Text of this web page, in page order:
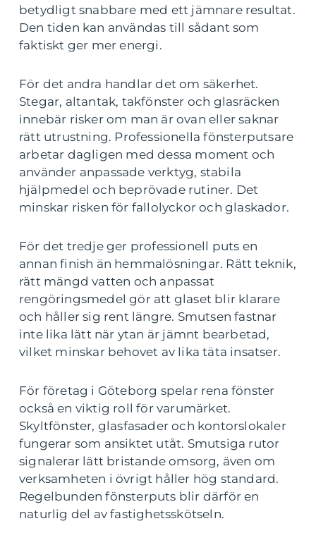
betydligt snabbare med ett jämnare resultat.
Den tiden kan användas till sådant som
faktiskt ger mer energi.
För det andra handlar det om säkerhet.
Stegar, altantak, takfönster och glasräcken
innebär risker om man är ovan eller saknar
rätt utrustning. Professionella fönsterputsare
arbetar dagligen med dessa moment och
använder anpassade verktyg, stabila
hjälpmedel och beprövade rutiner. Det
minskar risken för fallolyckor och glaskador.
För det tredje ger professionell puts en
annan finish än hemmalösningar. Rätt teknik,
rätt mängd vatten och anpassat
rengöringsmedel gör att glaset blir klarare
och håller sig rent längre. Smutsen fastnar
inte lika lätt när ytan är jämnt bearbetad,
vilket minskar behovet av lika täta insatser.
För företag i Göteborg spelar rena fönster
också en viktig roll för varumärket.
Skyltfönster, glasfasader och kontorslokaler
fungerar som ansiktet utåt. Smutsiga rutor
signalerar lätt bristande omsorg, även om
verksamheten i övrigt håller hög standard.
Regelbunden fönsterputs blir därför en
naturlig del av fastighetsskötseln.